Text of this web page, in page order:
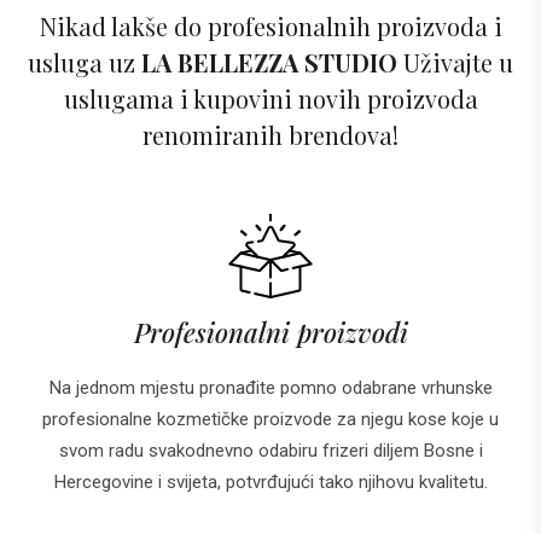
Nikad lakše do profesionalnih proizvoda i
usluga uz LA BELLEZZA STUDIO Uživajte u
uslugama i kupovini novih proizvoda
renomiranih brendova!
Profesionalni proizvodi
Na jednom mjestu pronađite pomno odabrane vrhunske
profesionalne kozmetičke proizvode za njegu kose koje u
svom radu svakodnevno odabiru frizeri diljem Bosne i
Hercegovine i svijeta, potvrđujući tako njihovu kvalitetu.